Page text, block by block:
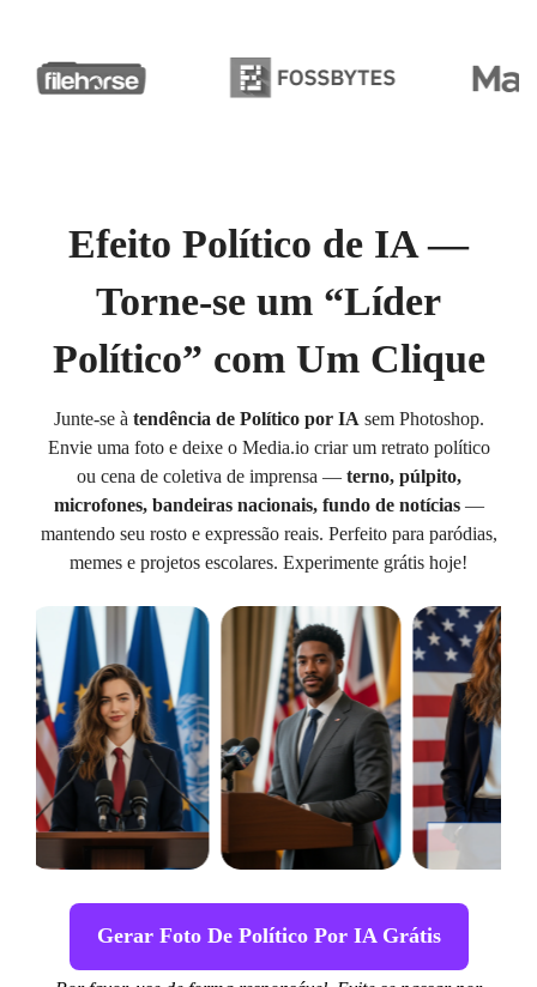
Efeito Político de IA —
Torne-se um “Líder
Político” com Um Clique
Junte-se à tendência de Político por IA sem Photoshop.
Envie uma foto e deixe o Media.io criar um retrato político
ou cena de coletiva de imprensa — terno, púlpito,
microfones, bandeiras nacionais, fundo de notícias—
mantendo seu rosto e expressão reais. Perfeito para paródias,
memes e projetos escolares. Experimente grátis hoje!
Gerar Foto De Político Por IA Grátis